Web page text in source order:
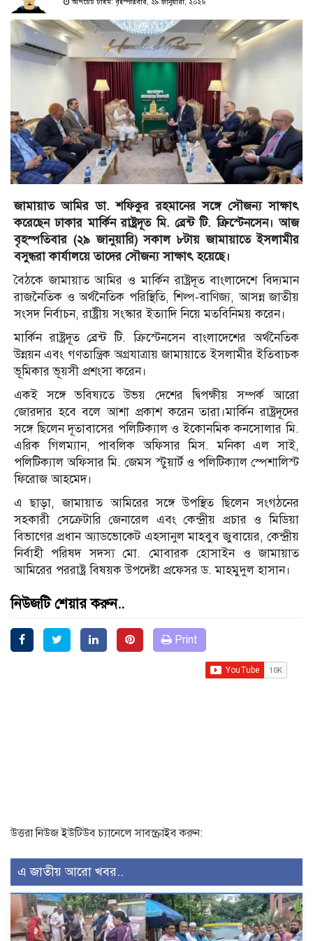
আপডেট টাইম: বৃহস্পতিবার, ২৯ জানুয়ারী, ২০২৬
জামায়াত আমির ডা. শফিকুর রহমানের সঙ্গে সৌজন্য সাক্ষাৎ
করেছেন ঢাকার মার্কিন রাষ্ট্রদূত মি. ব্রেন্ট টি. ক্রিস্টেনসেন। আজ
বৃহস্পতিবার (২৯ জানুয়ারি) সকাল ৮টায় জামায়াতে ইসলামীর
বসুন্ধরা কার্যালয়ে তাদের সৌজন্য সাক্ষাৎ হয়েছে।
বৈঠকে জামায়াত আমির ও মার্কিন রাষ্ট্রদূত বাংলাদেশে বিদ্যমান
রাজনৈতিক ও অর্থনৈতিক পরিস্থিতি, শিল্প-বাণিজ্য, আসন্ন জাতীয়
সংসদ নির্বাচন, রাষ্ট্রীয় সংস্কার ইত্যাদি নিয়ে মতবিনিময় করেন।
মার্কিন রাষ্ট্রদূত ব্রেন্ট টি. ক্রিস্টেনসেন বাংলাদেশের অর্থনৈতিক
উন্নয়ন এবং গণতান্ত্রিক অগ্রযাত্রায় জামায়াতে ইসলামীর ইতিবাচক
ভূমিকার ভূয়সী প্রশংসা করেন।
একই সঙ্গে ভবিষ্যতে উভয় দেশের দ্বিপক্ষীয় সম্পর্ক আরো
জোরদার হবে বলে আশা প্রকাশ করেন তারা।মার্কিন রাষ্ট্রদূদের
সঙ্গে ছিলেন দূতাবাসের পলিটিক্যাল ও ইকোনমিক কনসোলার মি.
এরিক গিলম্যান, পাবলিক অফিসার মিস. মনিকা এল সাই,
পলিটিক্যাল অফিসার মি. জেমস স্টুয়ার্ট ও পলিটিক্যাল স্পেশালিস্ট
ফিরোজ আহমেদ।
এ ছাড়া, জামায়াত আমিরের সঙ্গে উপস্থিত ছিলেন সংগঠনের
সহকারী সেক্রেটারি জেনারেল এবং কেন্দ্রীয় প্রচার ও মিডিয়া
বিভাগের প্রধান অ্যাডভোকেট এহসানুল মাহবুব জুবায়ের, কেন্দ্রীয়
নির্বাহী পরিষদ সদস্য মো. মোবারক হোসাইন ও জামায়াত
আমিরের পররাষ্ট্র বিষয়ক উপদেষ্টা প্রফেসর ড. মাহমুদুল হাসান।
নিউজটি শেয়ার করুন..
Print
উত্তরা নিউজ ইউটিউব চ্যানেলে সাবস্ক্রাইব করুন:
এ জাতীয় আরো খবর..